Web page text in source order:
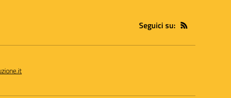
Seguici su: